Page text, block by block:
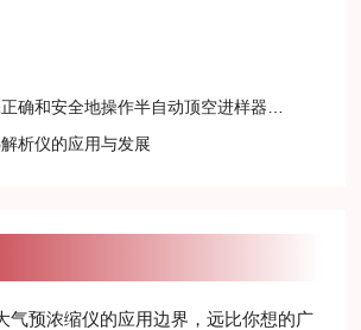
确和安全地操作半自动顶空进样器呢？
析仪的应用与发展
气预浓缩仪的应用边界，远比你想的广